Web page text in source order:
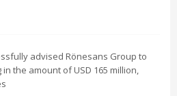
advised Rönesans Group to
the amount of USD 165 million,